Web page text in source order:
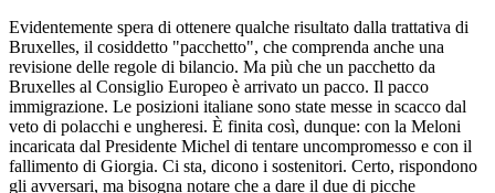
Evidentemente spera di ottenere qualche risultato dalla trattativa di
Bruxelles, il cosiddetto "pacchetto", che comprenda anche una
revisione delle regole di bilancio. Ma più che un pacchetto da
Bruxelles al Consiglio Europeo è arrivato un pacco. Il pacco
immigrazione. Le posizioni italiane sono state messe in scacco dal
veto di polacchi e ungheresi. È finita così, dunque: con la Meloni
incaricata dal Presidente Michel di tentare uncompromesso e con il
fallimento di Giorgia. Ci sta, dicono i sostenitori. Certo, rispondono
gli avversari, ma bisogna notare che a dare il due di picche